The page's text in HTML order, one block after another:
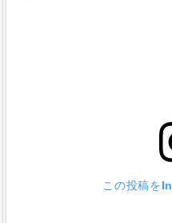
この投稿を